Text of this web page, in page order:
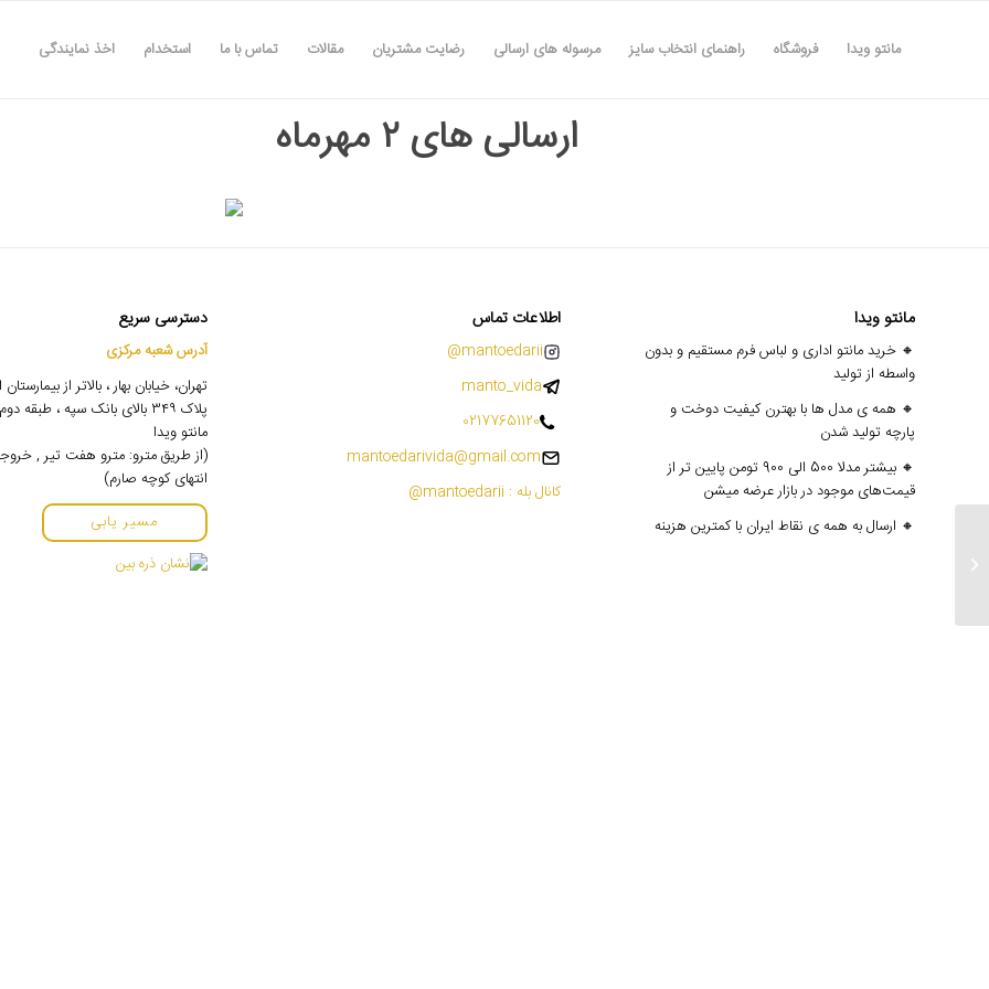
مانتو ویدا فروشگاه راهنمای انتخاب سایز مرسوله های ارسالی رضایت مشتریان مقالات تماس با ما استخدام اخذ نمایندگی
ارسالی های ۲ مهرماه
مانتو ویدا
🔸 خرید مانتو اداری و لباس فرم مستقیم و بدون
واسطه از تولید
🔸 همه ی مدل ها با بهترن کیفیت دوخت و
پارچه تولید شدن
🔸 بیشتر مدلا 500 الی 900 تومن پایین تر از
قیمت‌های موجود در بازار عرضه میشن
🔸 ارسال به همه ی نقاط ایران با کمترین هزینه
اطلاعات تماس
mantoedarii@
manto_vida
02177651120
mantoedarivida@gmail.com
کانال بله : mantoedarii@
دسترسی سریع
آدرس شعبه مرکزی
تهران، خیابان بهار ، بالاتر از
پلاک ۳۴۹ بالای بانک سپه ،
مانتو ویدا
(از طریق مترو: مترو هفت تیر ,
انتهای کوچه صارم)
مسیر یابی